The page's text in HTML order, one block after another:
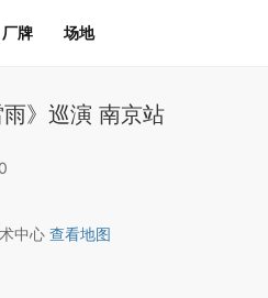
厂牌 场地
》巡演 南京站
中心 查看地图